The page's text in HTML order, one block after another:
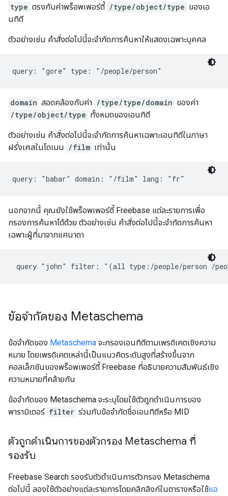
type ตรงกับค่าพร็อพเพอร์ตี้ /type/object/type ของเอ
นทิตี
ตัวอย่างเช่น คำสั่งต่อไปนี้จะจำกัดการค้นหาให้แสดงเฉพาะบุคคล
query: "gore" type: "/people/person"
domain สอดคล้องกับค่า /type/type/domain ของค่า
/type/object/type ทั้งหมดของเอนทิตี
ตัวอย่างเช่น คำสั่งต่อไปนี้จะจำกัดการค้นหาเฉพาะเอนทิตีในภาษา
ฝรั่งเศสในโดเมน /film เท่านั้น
query: "babar" domain: "/film" lang: "fr"
นอกจากนี้ คุณยังใช้พร็อพเพอร์ตี้ Freebase แต่ละรายการเพื่อ
กรองการค้นหาได้ด้วย ตัวอย่างเช่น คำสั่งต่อไปนี้จะจำกัดการค้นหา
เฉพาะผู้ที่มาจากแคนาดา
query "john" filter: "(all type:/people/person /
ข้อจำกัดของ Metaschema
ข้อจํากัดของ Metaschema จะกรองเอนทิตีตามเพรดิเคตเชิงความ
หมาย โดยเพรดิเคตเหล่านี้เป็นแนวคิดระดับสูงที่สร้างขึ้นจาก
คอลเล็กชันของพร็อพเพอร์ตี้ Freebase ที่อธิบายความสัมพันธ์เชิง
ความหมายที่คล้ายกัน
ข้อจำกัดของ Metaschema จะระบุโดยใช้ตัวถูกดำเนินการของ
พารามิเตอร์ filter ร่วมกับข้อจำกัดชื่อเอนทิตีหรือ MID
ตัวถูกดำเนินการของตัวกรอง Metaschema ที่
รองรับ
Freebase Search รองรับตัวดำเนินการตัวกรอง Metaschema
ต่อไปนี้ ลองใช้ตัวอย่างแต่ละรายการโดยคลิกลิงก์ในตารางหรือใช้แอ